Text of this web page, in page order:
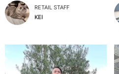
RETAIL STAFF
KEI